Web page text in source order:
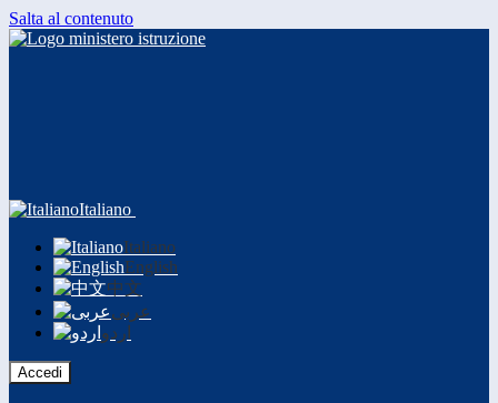
Salta al contenuto
Italiano
Italiano
English
中文
عربى
اردو
Accedi